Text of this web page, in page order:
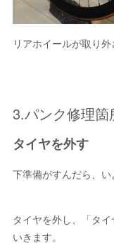
リアホイールが取り外
3.パンク修理箇
タイヤを外す
下準備がすんだら、い
タイヤを外し、「タ
いきます。